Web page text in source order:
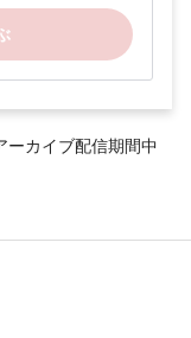
カイブ配信期間中